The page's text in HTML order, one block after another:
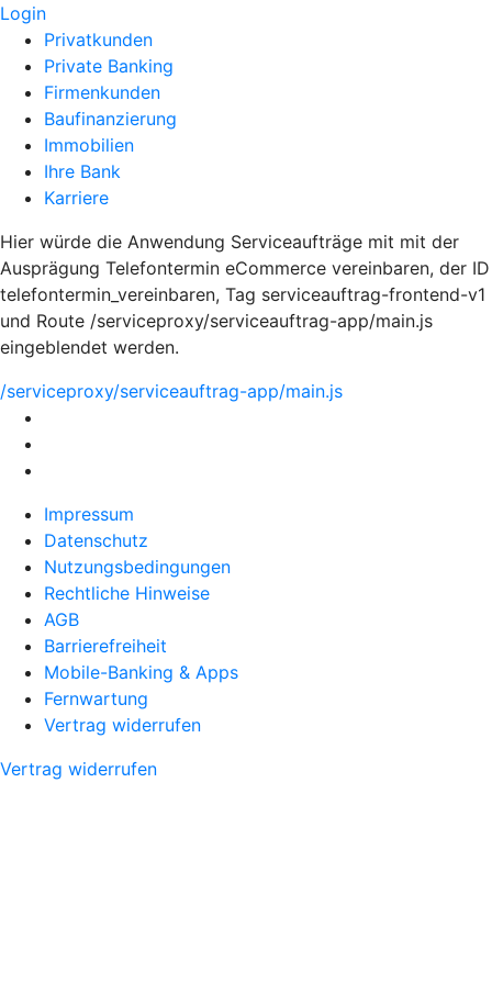
Login
Privatkunden
Private Banking
Firmenkunden
Baufinanzierung
Immobilien
Ihre Bank
Karriere
Hier würde die Anwendung Serviceaufträge mit mit der
Ausprägung Telefontermin eCommerce vereinbaren, der ID
telefontermin_vereinbaren, Tag serviceauftrag-frontend-v1
und Route /serviceproxy/serviceauftrag-app/main.js
eingeblendet werden.
/serviceproxy/serviceauftrag-app/main.js
Impressum
Datenschutz
Nutzungsbedingungen
Rechtliche Hinweise
AGB
Barrierefreiheit
Mobile-Banking & Apps
Fernwartung
Vertrag widerrufen
Vertrag widerrufen